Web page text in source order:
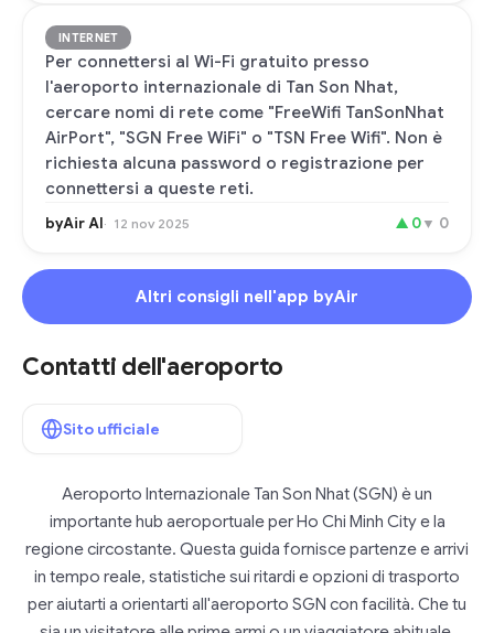
INTERNET
Per connettersi al Wi-Fi gratuito presso
l'aeroporto internazionale di Tan Son Nhat,
cercare nomi di rete come "FreeWifi TanSonNhat
AirPort", "SGN Free WiFi" o "TSN Free Wifi". Non è
richiesta alcuna password o registrazione per
connettersi a queste reti.
byAir AI 12 nov 2025 ▲ 0▼ 0
Altri consigli nell'app byAir
Contatti dell'aeroporto
Sito ufficiale
Aeroporto Internazionale Tan Son Nhat (SGN) è un
importante hub aeroportuale per Ho Chi Minh City e la
regione circostante. Questa guida fornisce partenze e arrivi
in tempo reale, statistiche sui ritardi e opzioni di trasporto
per aiutarti a orientarti all'aeroporto SGN con facilità. Che tu